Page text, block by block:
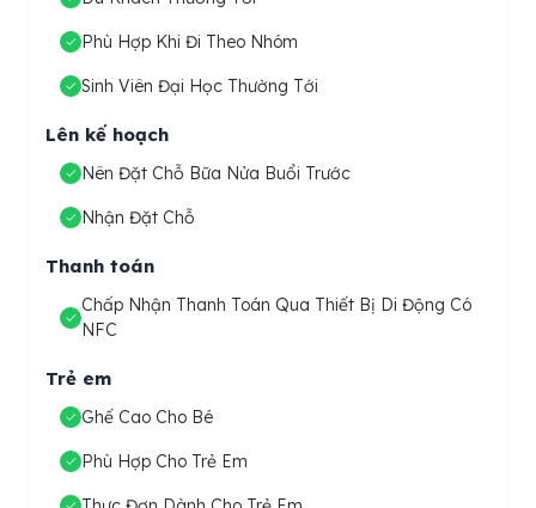
Phù Hợp Khi Đi Theo Nhóm
Sinh Viên Đại Học Thường Tới
Lên kế hoạch
Nên Đặt Chỗ Bữa Nửa Buổi Trước
Nhận Đặt Chỗ
Thanh toán
Chấp Nhận Thanh Toán Qua Thiết Bị Di Động Có
NFC
Trẻ em
Ghế Cao Cho Bé
Phù Hợp Cho Trẻ Em